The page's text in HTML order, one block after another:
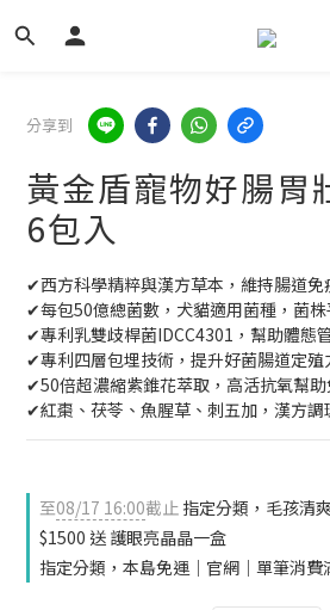
分享到
黃金盾寵物好腸胃
6包入
✔西方科學精粹與漢方草本，維持腸道免
✔每包50億總菌數，犬貓適用菌種，菌
✔專利乳雙歧桿菌IDCC4301，幫助體態
✔專利四層包埋技術，提升好菌腸道定殖
✔50倍超濃縮紫錐花萃取，高活抗氧幫
✔紅棗、茯苓、魚腥草、刺五加，漢方調
至08/17 16:00截止 指定分類，毛孩清
$1500 送 護眼亮晶晶一盒
指定分類，本島免運｜官網｜單筆消費